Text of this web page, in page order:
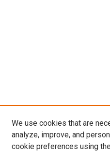
We use cookies that are
analyze, improve, and
cookie preferences using the